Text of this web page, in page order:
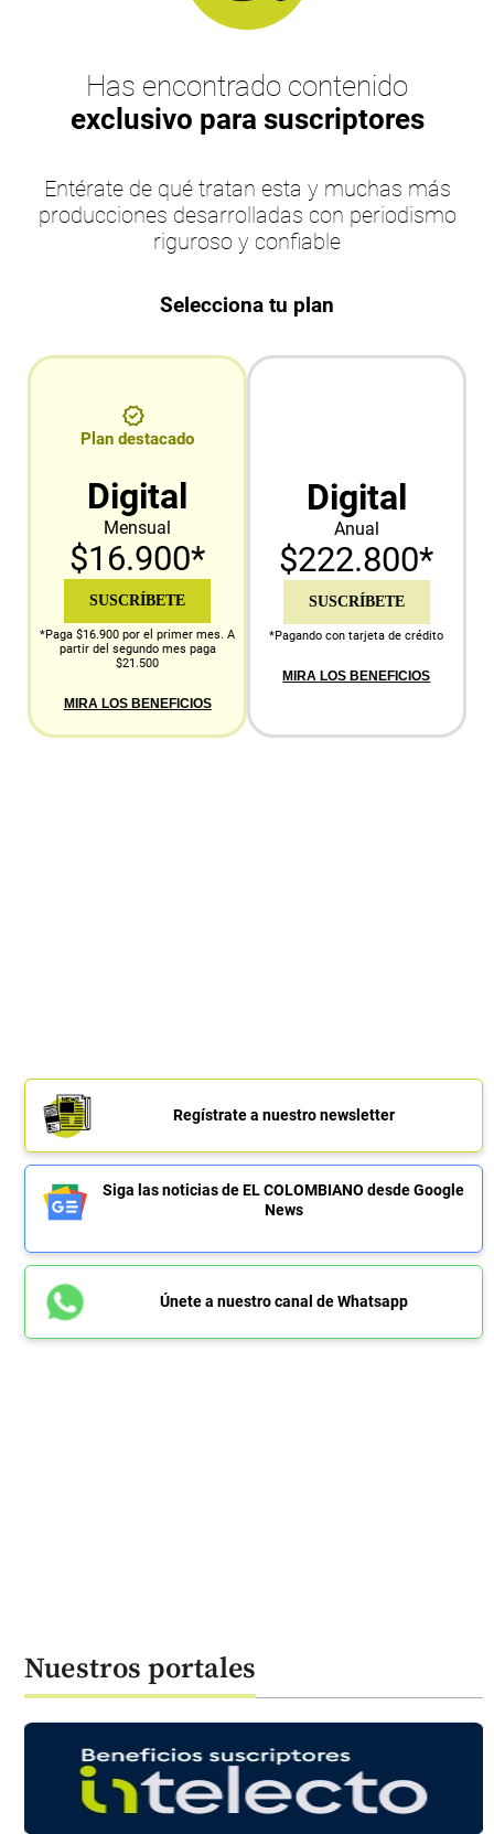
Has encontrado contenido
exclusivo para suscriptores
Entérate de qué tratan esta y muchas más
producciones desarrolladas con periodismo
riguroso y confiable
Selecciona tu plan
Plan destacado
Digital
Mensual
$16.900*
SUSCRÍBETE
*Paga $16.900 por el primer mes. A
partir del segundo mes paga
$21.500
MIRA LOS BENEFICIOS
Digital
Anual
$222.800*
SUSCRÍBETE
*Pagando con tarjeta de crédito
MIRA LOS BENEFICIOS
Regístrate a nuestro newsletter
Siga las noticias de EL COLOMBIANO desde Google
News
Únete a nuestro canal de Whatsapp
Nuestros portales